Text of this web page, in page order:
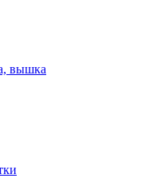
вышка